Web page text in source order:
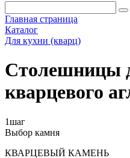
Главная страница
Каталог
Для кухни (кварц)
Столешницы
кварцевого
1шаг
Выбор камня
КВАРЦЕВЫЙ КАМЕНЬ